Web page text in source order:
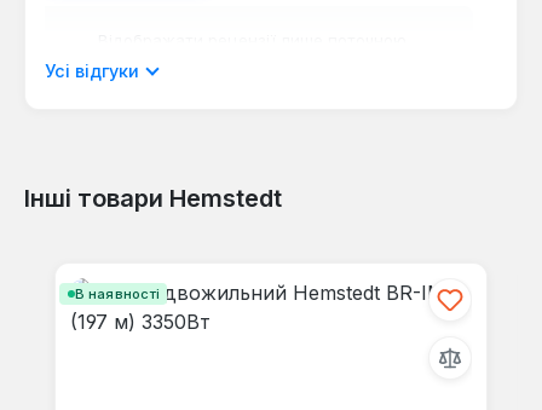
мовою.
Відгуків не знайдено. Поділіться
Усі відгуки
Інші товари Hemstedt
В наявності